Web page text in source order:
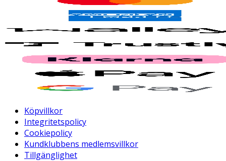
Köpvillkor
Integritetspolicy
Cookiepolicy
Kundklubbens medlemsvillkor
Tillgänglighet